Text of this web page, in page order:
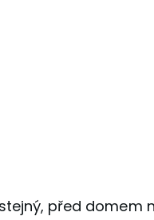
před domem